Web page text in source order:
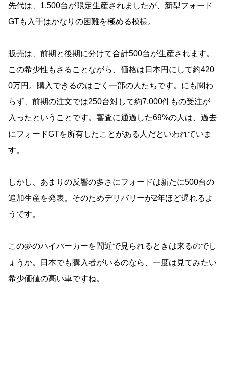
先代は、1,500台が限定生産されましたが、新型フォード
GTも入手はかなりの困難を極める模様。
販売は、前期と後期に分けて合計500台が生産されます。
この希少性もさることながら、価格は日本円にして約420
0万円。購入できるのはごく一部の人たちです。にも関わ
らず、前期の注文では250台対して約7,000件もの受注が
入ったということです。審査に通過した69%の人は、過去
にフォードGTを所有したことがある人だといわれていま
す。
しかし、あまりの反響の多さにフォードは新たに500台の
追加生産を発表。そのためデリバリーが2年ほど遅れるよ
うです。
この夢のハイパーカーを間近で見られるときは来るのでし
ょうか。日本でも購入者がいるのなら、一度は見てみたい
希少価値の高い車ですね。